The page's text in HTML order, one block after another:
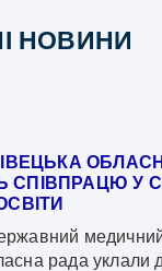
НОВИНИ
У
медичний
рада уклали